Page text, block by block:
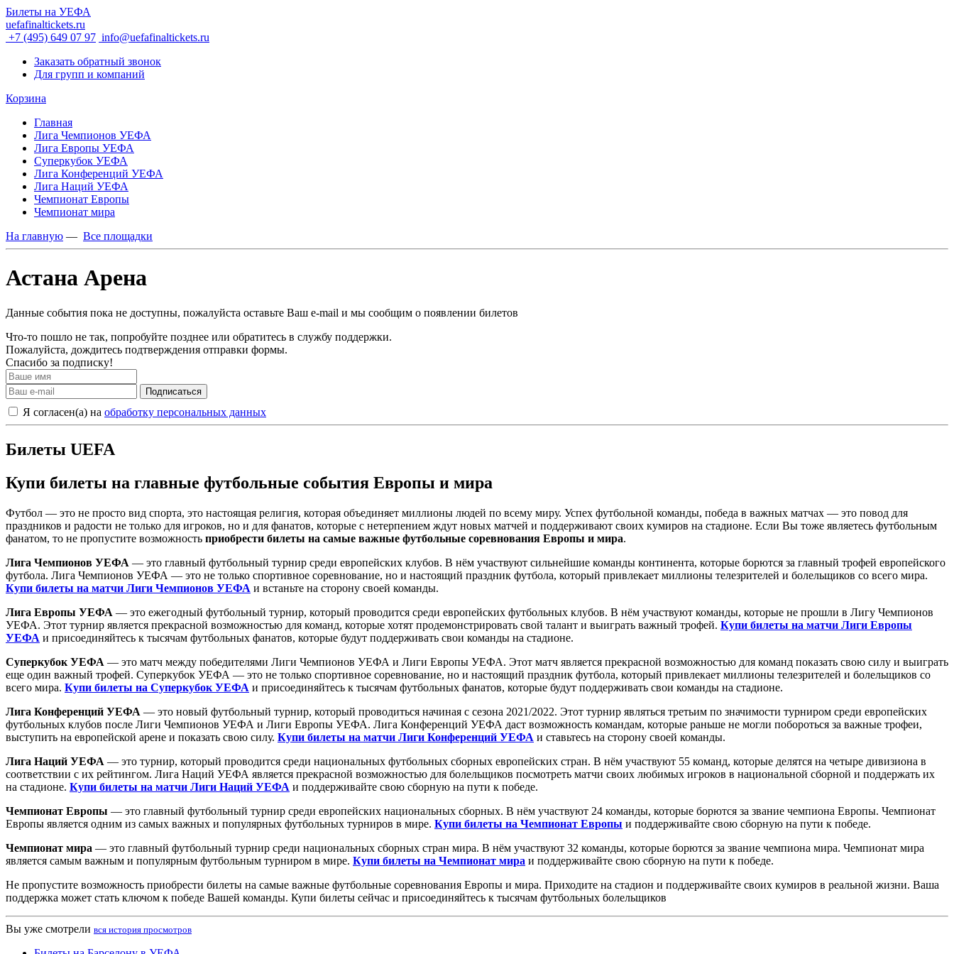
Билеты на УЕФА
uefafinaltickets.ru
+7 (495) 649 07 97 info@uefafinaltickets.ru
Заказать обратный звонок
Для групп и компаний
Корзина
Главная
Лига Чемпионов УЕФА
Лига Европы УЕФА
Суперкубок УЕФА
Лига Конференций УЕФА
Лига Наций УЕФА
Чемпионат Европы
Чемпионат мира
На главную — Все площадки
Астана Арена
Данные события пока не доступны, пожалуйста оставьте Ваш e-mail и мы сообщим о появлении билетов
Что-то пошло не так, попробуйте позднее или обратитесь в службу поддержки.
Пожалуйста, дождитесь подтверждения отправки формы.
Спасибо за подписку!
Подписаться
Я согласен(а) на обработку персональных данных
Билеты UEFA
Купи билеты на главные футбольные события Европы и мира
Футбол — это не просто вид спорта, это настоящая религия, которая объединяет миллионы людей по всему миру. Успех футбольной команды, победа в важных матчах — это повод для
праздников и радости не только для игроков, но и для фанатов, которые с нетерпением ждут новых матчей и поддерживают своих кумиров на стадионе. Если Вы тоже являетесь футбольным
фанатом, то не пропустите возможность приобрести билеты на самые важные футбольные соревнования Европы и мира.
Лига Чемпионов УЕФА — это главный футбольный турнир среди европейских клубов. В нём участвуют сильнейшие команды континента, которые борются за главный трофей европейского
футбола. Лига Чемпионов УЕФА — это не только спортивное соревнование, но и настоящий праздник футбола, который привлекает миллионы телезрителей и болельщиков со всего мира.
Купи билеты на матчи Лиги Чемпионов УЕФА и встаньте на сторону своей команды.
Лига Европы УЕФА — это ежегодный футбольный турнир, который проводится среди европейских футбольных клубов. В нём участвуют команды, которые не прошли в Лигу Чемпионов
УЕФА. Этот турнир является прекрасной возможностью для команд, которые хотят продемонстрировать свой талант и выиграть важный трофей. Купи билеты на матчи Лиги Европы
УЕФА и присоединяйтесь к тысячам футбольных фанатов, которые будут поддерживать свои команды на стадионе.
Суперкубок УЕФА — это матч между победителями Лиги Чемпионов УЕФА и Лиги Европы УЕФА. Этот матч является прекрасной возможностью для команд показать свою силу и выиграть
еще один важный трофей. Суперкубок УЕФА — это не только спортивное соревнование, но и настоящий праздник футбола, который привлекает миллионы телезрителей и болельщиков со
всего мира. Купи билеты на Суперкубок УЕФА и присоединяйтесь к тысячам футбольных фанатов, которые будут поддерживать свои команды на стадионе.
Лига Конференций УЕФА — это новый футбольный турнир, который проводиться начиная с сезона 2021/2022. Этот турнир являться третьим по значимости турниром среди европейских
футбольных клубов после Лиги Чемпионов УЕФА и Лиги Европы УЕФА. Лига Конференций УЕФА даст возможность командам, которые раньше не могли побороться за важные трофеи,
выступить на европейской арене и показать свою силу. Купи билеты на матчи Лиги Конференций УЕФА и ставьтесь на сторону своей команды.
Лига Наций УЕФА — это турнир, который проводится среди национальных футбольных сборных европейских стран. В нём участвуют 55 команд, которые делятся на четыре дивизиона в
соответствии с их рейтингом. Лига Наций УЕФА является прекрасной возможностью для болельщиков посмотреть матчи своих любимых игроков в национальной сборной и поддержать их
на стадионе. Купи билеты на матчи Лиги Наций УЕФА и поддерживайте свою сборную на пути к победе.
Чемпионат Европы — это главный футбольный турнир среди европейских национальных сборных. В нём участвуют 24 команды, которые борются за звание чемпиона Европы. Чемпионат
Европы является одним из самых важных и популярных футбольных турниров в мире. Купи билеты на Чемпионат Европы и поддерживайте свою сборную на пути к победе.
Чемпионат мира — это главный футбольный турнир среди национальных сборных стран мира. В нём участвуют 32 команды, которые борются за звание чемпиона мира. Чемпионат мира
является самым важным и популярным футбольным турниром в мире. Купи билеты на Чемпионат мира и поддерживайте свою сборную на пути к победе.
Не пропустите возможность приобрести билеты на самые важные футбольные соревнования Европы и мира. Приходите на стадион и поддерживайте своих кумиров в реальной жизни. Ваша
поддержка может стать ключом к победе Вашей команды. Купи билеты сейчас и присоединяйтесь к тысячам футбольных болельщиков
Вы уже смотрели вся история просмотров